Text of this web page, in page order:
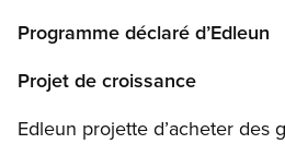
Programme déclaré d’Edleun
Projet de croissance
Edleun projette d’acheter des